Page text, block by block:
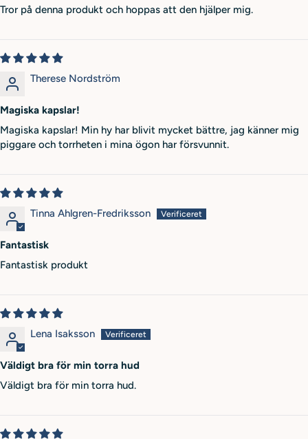
Tror på denna produkt och hoppas att den hjälper mig.
Therese Nordström
Magiska kapslar!
Magiska kapslar! Min hy har blivit mycket bättre, jag känner mig
piggare och torrheten i mina ögon har försvunnit.
Tinna Ahlgren-Fredriksson
Fantastisk
Fantastisk produkt
Lena Isaksson
Väldigt bra för min torra hud
Väldigt bra för min torra hud.